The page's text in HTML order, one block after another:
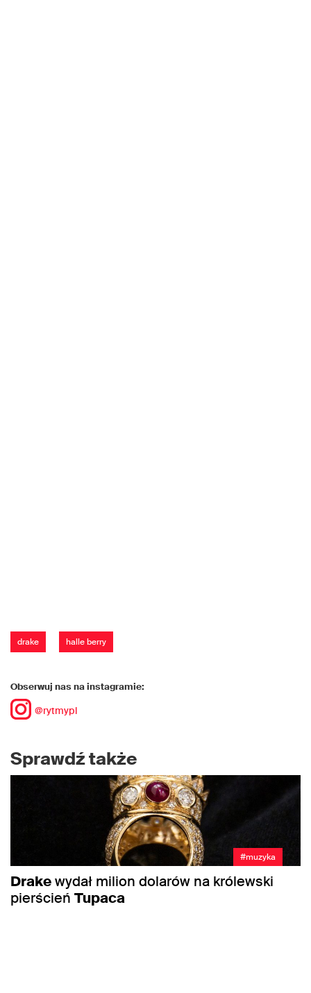
drake halle berry
Obserwuj nas na instagramie:
@rytmypl
Sprawdź także
#muzyka
Drakewydał milion dolarów na królewski
pierścień Tupaca